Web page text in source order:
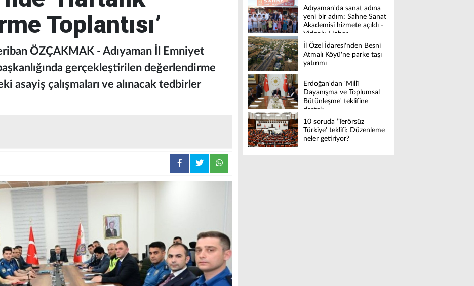
Toplantısı’
ÖZÇAKMAK - Adıyaman İl Emniyet
gerçekleştirilen değerlendirme
asayiş çalışmaları ve alınacak tedbirler
Adıyaman'da sanat adına
yeni bir adım: Sahne Sanat
Akademisi hizmete açıldı -
Videolu Haber
İl Özel İdaresi'nden Besni
Atmalı Köyü'ne parke taşı
yatırımı
Erdoğan'dan 'Millî
Dayanışma ve Toplumsal
Bütünleşme' teklifine
destek
10 soruda ‘Terörsüz
Türkiye’ teklifi: Düzenleme
neler getiriyor?